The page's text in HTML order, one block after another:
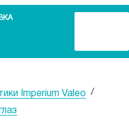
Imperium Valeo /